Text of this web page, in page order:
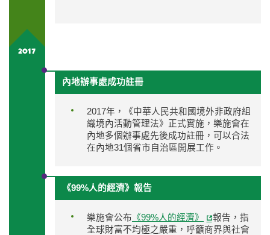
2017
內地辦事處成功註冊
2017年，《中華人民共和國境外非政府組
織境內活動管理法》正式實施，樂施會在
內地多個辦事處先後成功註冊，可以合法
在內地31個省市自治區開展工作。
《99%人的經濟》報告
樂施會公布 《99%人的經濟》
報告，指
全球財富不均極之嚴重，呼籲商界與社會